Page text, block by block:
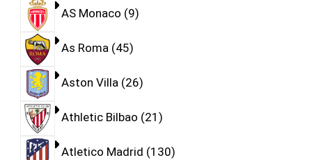
AS Monaco 9
As Roma 45
Aston Villa 26
Athletic Bilbao 21
Atletico Madrid 130